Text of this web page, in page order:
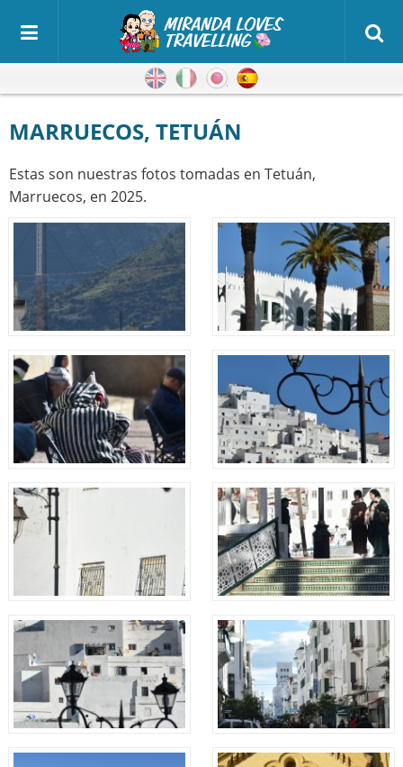
Inglés ItalianoJaponés
MARRUECOS, TETUÁN
Estas son nuestras fotos tomadas en Tetuán,
Marruecos, en 2025.